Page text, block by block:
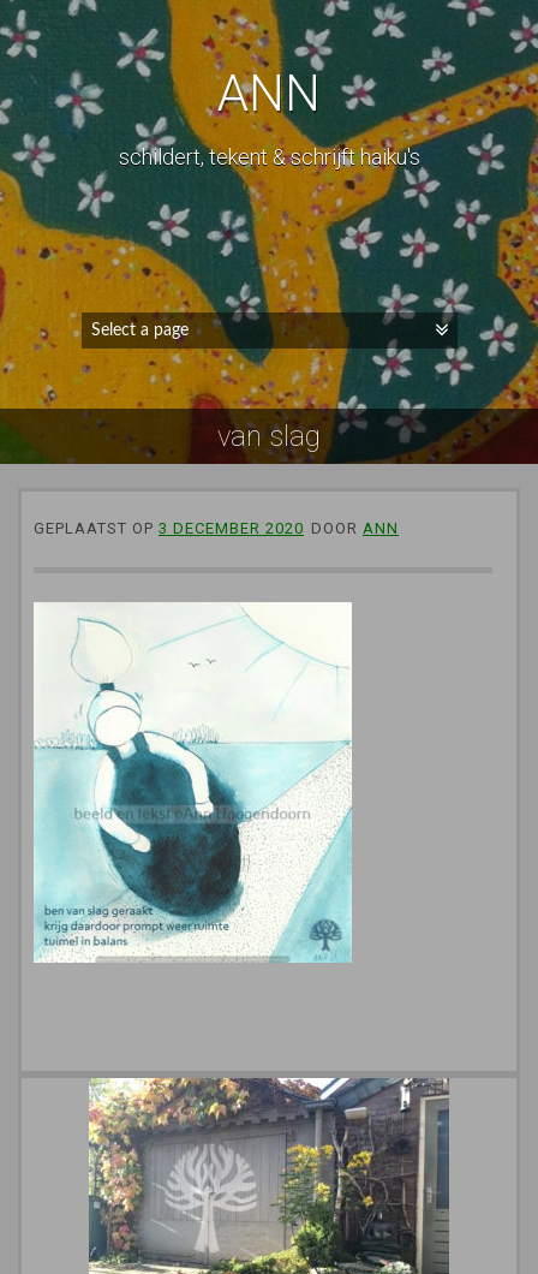
ANN
schildert, tekent & schrijft haiku's
van slag
GEPLAATST OP 3 DECEMBER 2020 DOOR ANN